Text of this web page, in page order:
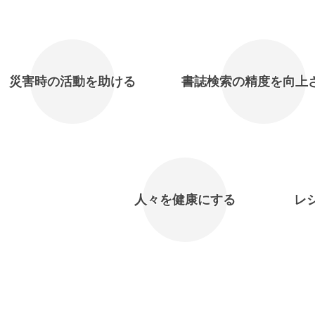
災害時の活動を助ける 書誌検索の精度を向上
人々を健康にする レ